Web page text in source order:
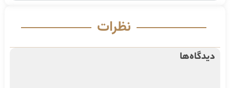
نظرات
دیدگاه‌ها